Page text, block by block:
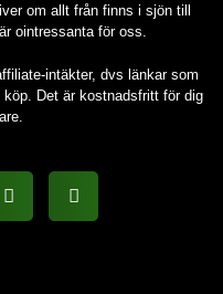
om allt från finns i sjön till
ointressanta för oss.
intäkter, dvs länkar som
Det är kostnadsfritt för dig